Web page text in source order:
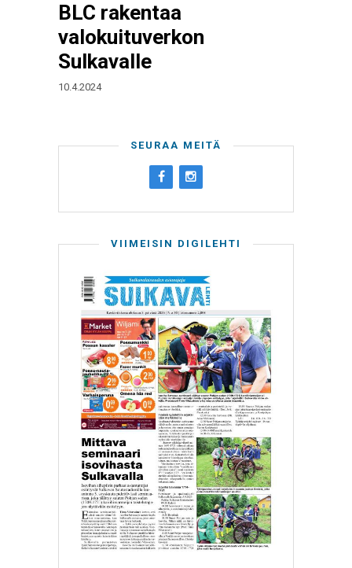
BLC rakentaa
valokuituverkon
Sulkavalle
10.4.2024
SEURAA MEITÄ
VIIMEISIN DIGILEHTI